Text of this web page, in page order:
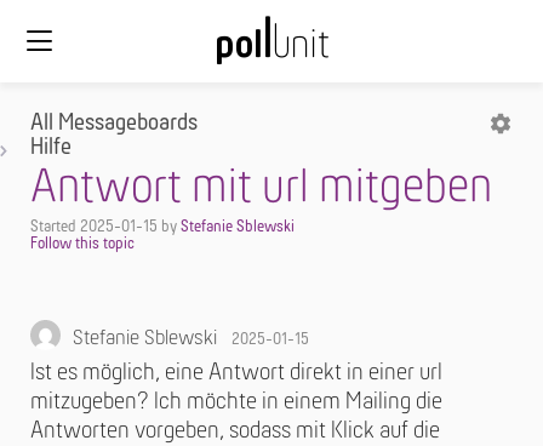
All Messageboards
Hilfe
Antwort mit url mitgeben
Started 2025-01-15 by Stefanie Sblewski
Stefanie Sblewski 2025-01-15
Ist es möglich, eine Antwort direkt in einer url
mitzugeben? Ich möchte in einem Mailing die
Antworten vorgeben, sodass mit Klick auf die